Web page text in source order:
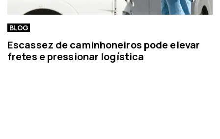
BLOG
Escassez de caminhoneiros pode elevar
fretes e pressionar logística